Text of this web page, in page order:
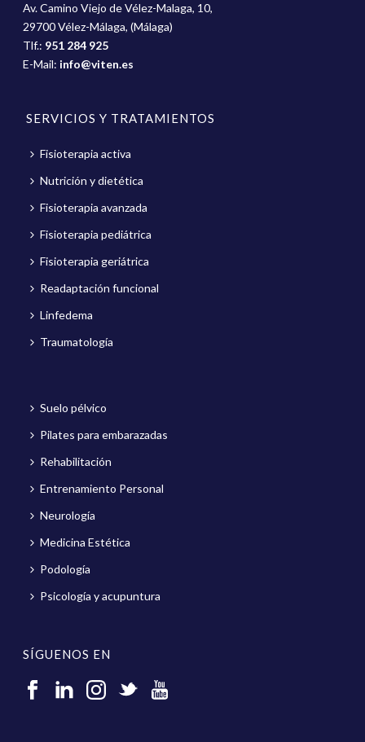
Av. Camino Viejo de Vélez-Malaga, 10,
29700 Vélez-Málaga, (Málaga)
Tlf.: 951 284 925
E-Mail: info@viten.es
SERVICIOS Y TRATAMIENTOS
Fisioterapia activa
Nutrición y dietética
Fisioterapia avanzada
Fisioterapia pediátrica
Fisioterapia geriátrica
Readaptación funcional
Linfedema
Traumatología
Suelo pélvico
Pilates para embarazadas
Rehabilitación
Entrenamiento Personal
Neurología
Medicina Estética
Podología
Psicología y acupuntura
SÍGUENOS EN